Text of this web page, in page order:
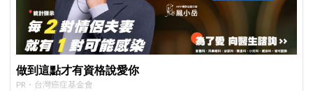
做到這點才有資格說愛你
PR・台灣癌症基金會